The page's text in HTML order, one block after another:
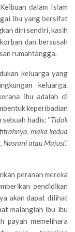
dalam Islam
ibu yang bersifat
diri sendiri, kasih
dan bersusah
rumahtangga.
keluarga yang
keluarga.
ibu adalah di
keperibadian
hadis: “Tidak
maka kedua
Nasrani atau Majusi.”
peranan mereka
pendidikan
akan dapat dilihat
malanglah ibu-ibu
payah memelihara